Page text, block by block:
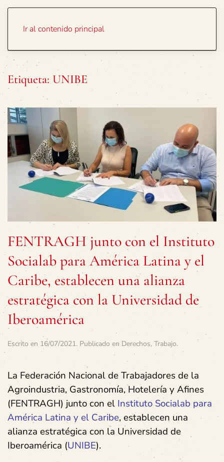
Ir al contenido principal
Etiqueta: UNIBE
FENTRAGH junto con el Instituto
Socialab para América Latina y el
Caribe, establecen una alianza
estratégica con la Universidad de
Iberoamérica
Escrito en 16/07/2021. Publicado en Derechos, Trabajo.
La Federación Nacional de Trabajadores de la
Agroindustria, Gastronomía, Hotelería y Afines
(FENTRAGH) junto con el Instituto Socialab para
América Latina y el Caribe, establecen una
alianza estratégica con la Universidad de
Iberoamérica (UNIBE).